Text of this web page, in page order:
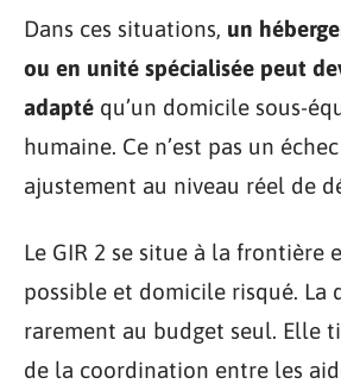
Dans ces situations, un
ou en unité spécialisée peut
adapté qu’un domicile sous-
humaine. Ce n’est pas un échec
ajustement au niveau réel de
Le GIR 2 se situe à la frontière
possible et domicile risqué. La
rarement au budget seul. Elle
de la coordination entre les